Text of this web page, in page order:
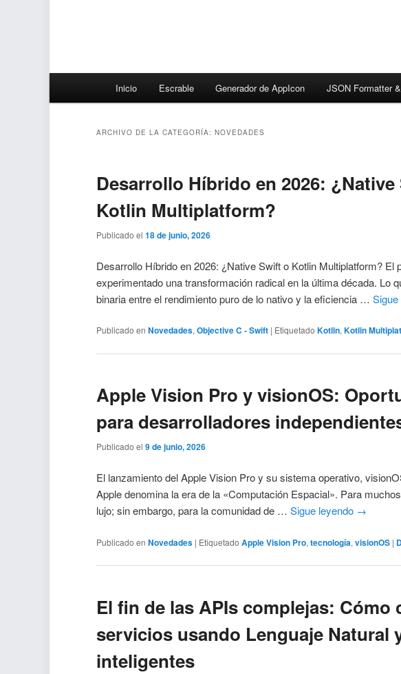
Inicio Escrable Generador de AppIcon JSON Formatter
ARCHIVO DE LA CATEGORÍA:NOVEDADES
Desarrollo Híbrido en 2026:
Kotlin Multiplatform?
Publicado el18 de junio, 2026
Desarrollo Híbrido en 2026: ¿Native Swift o Kotlin Multiplatform? El
experimentado una transformación radical en la última década. Lo
binaria entre el rendimiento puro de lo nativo y la eficiencia …
Publicado en Novedades,Objective C - Swift | Etiquetado Kotlin,Kotlin
Apple Vision Pro y visionOS:
para desarrolladores
Publicado el9 de junio, 2026
El lanzamiento del Apple Vision Pro y su sistema operativo,
Apple denomina la era de la «Computación Espacial». Para
lujo; sin embargo, para la comunidad de …Sigue leyendo →
Publicado en Novedades | Etiquetado Apple Vision Pro,tecnología,visionOS |
El fin de las APIs complejas: Cómo
servicios usando Lenguaje Natural
inteligentes